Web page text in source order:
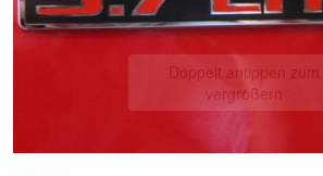
Doppelt antippen zum
vergrößern